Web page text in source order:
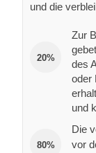
und die
20%
Zur
des
oder
und
80%
Die
vor